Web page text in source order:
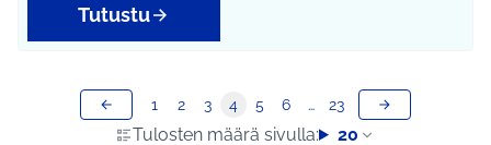
Tutustu
Tulosten määrä sivulla: 20
1 2 3 4 5 6 … 23